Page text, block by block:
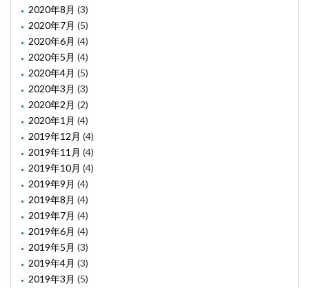
2020年8月 (3)
2020年7月 (5)
2020年6月 (4)
2020年5月 (4)
2020年4月 (5)
2020年3月 (3)
2020年2月 (2)
2020年1月 (4)
2019年12月 (4)
2019年11月 (4)
2019年10月 (4)
2019年9月 (4)
2019年8月 (4)
2019年7月 (4)
2019年6月 (4)
2019年5月 (3)
2019年4月 (3)
2019年3月 (5)